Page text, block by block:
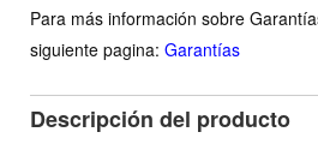
Para más información sobre
siguiente pagina: Garantías
Descripción del producto